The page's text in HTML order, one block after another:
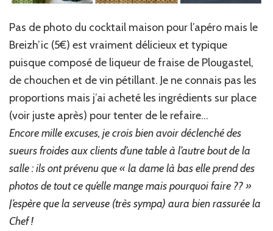
Pas de photo du cocktail maison pour l’apéro mais le
Breizh’ic (5€) est vraiment délicieux et typique
puisque composé de liqueur de fraise de Plougastel,
de chouchen et de vin pétillant. Je ne connais pas les
proportions mais j’ai acheté les ingrédients sur place
(voir juste après) pour tenter de le refaire…
Encore mille excuses, je crois bien avoir déclenché des
sueurs froides aux clients d’une table à l’autre bout de la
salle : ils ont prévenu que « la dame là bas elle prend des
photos de tout ce qu’elle mange mais pourquoi faire ?? »
J’espère que la serveuse (très sympa) aura bien rassurée la
Chef !